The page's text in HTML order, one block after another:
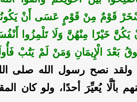
يَسْخَرْ قَوْمٌ مِنْ قَوْمٍ عَسَى أَنْ
خَيْرًا مِنْهُنَّ وَلَا تَلْمِزُوا
بَعْدَ الْإِيمَانِ وَمَنْ لَمْ يَتُبْ
10، 11]، ولقد نصح رسول الله صلى
بألَّا يُعيِّرَ أحدًا، ولو كان